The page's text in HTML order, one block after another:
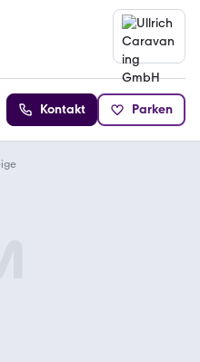
Kontakt Parken